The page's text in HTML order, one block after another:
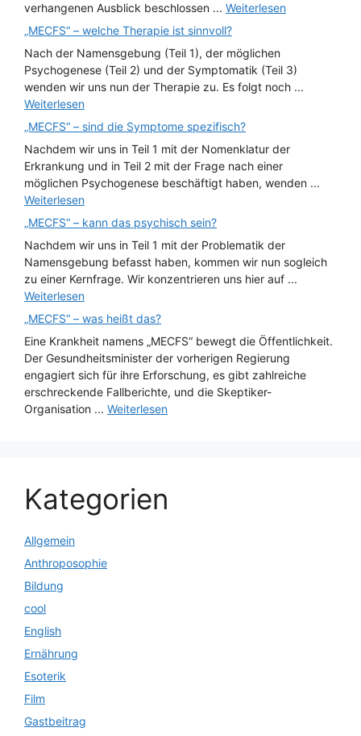
verhangenen Ausblick beschlossen ... Weiterlesen
„MECFS“ – welche Therapie ist sinnvoll?
Nach der Namensgebung (Teil 1), der möglichen
Psychogenese (Teil 2) und der Symptomatik (Teil 3)
wenden wir uns nun der Therapie zu. Es folgt noch ...
Weiterlesen
„MECFS“ – sind die Symptome spezifisch?
Nachdem wir uns in Teil 1 mit der Nomenklatur der
Erkrankung und in Teil 2 mit der Frage nach einer
möglichen Psychogenese beschäftigt haben, wenden ...
Weiterlesen
„MECFS“ – kann das psychisch sein?
Nachdem wir uns in Teil 1 mit der Problematik der
Namensgebung befasst haben, kommen wir nun sogleich
zu einer Kernfrage. Wir konzentrieren uns hier auf ...
Weiterlesen
„MECFS“ – was heißt das?
Eine Krankheit namens „MECFS“ bewegt die Öffentlichkeit.
Der Gesundheitsminister der vorherigen Regierung
engagiert sich für ihre Erforschung, es gibt zahlreiche
erschreckende Fallberichte, und die Skeptiker-
Organisation ... Weiterlesen
Kategorien
Allgemein
Anthroposophie
Bildung
cool
English
Ernährung
Esoterik
Film
Gastbeitrag